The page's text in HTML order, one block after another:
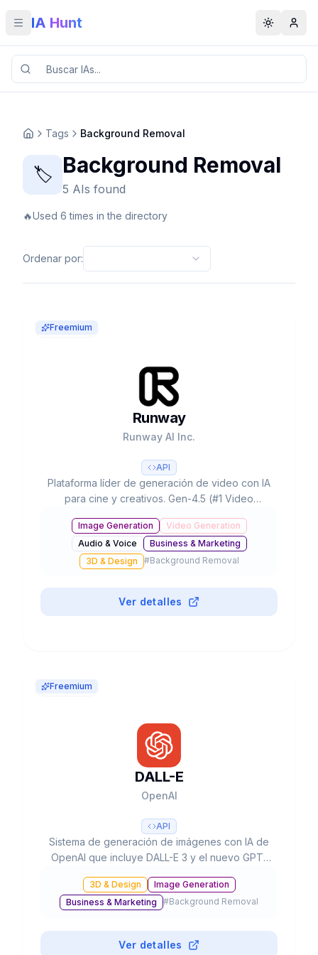
Toggle menu
IA Hunt Toggle
Tags Background Removal
🏷️ Background Removal
5 AIs found
🔥Used 6 times in the directory
Ordenar por:
Freemium
Runway
Runway AI Inc.
API
Plataforma líder de generación de video con IA
para cine y creativos. Gen-4.5 (#1 Video
300K+ clientes y valoración de $3B+.
Image Generation
Video Generation
Audio & Voice
Business & Marketing
3D & Design
#Background Removal
Ver detalles
Freemium
DALL-E
OpenAI
API
Sistema de generación de imágenes con IA de
OpenAI que incluye DALL-E 3 y el nuevo GPT-
edición, inpainting y resolución hasta 4K,
integrado en ChatGPT y disponible vía API.
3D & Design
Image Generation
Business & Marketing
#Background Removal
Ver detalles